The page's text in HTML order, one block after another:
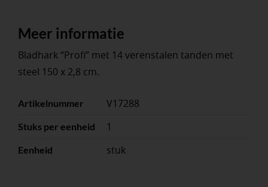
Meer informatie
Bladhark “Profi” met 14 verenstalen tanden met
steel 150 x 2,8 cm.
Artikelnummer V17288
Stuks per eenheid 1
Eenheid stuk